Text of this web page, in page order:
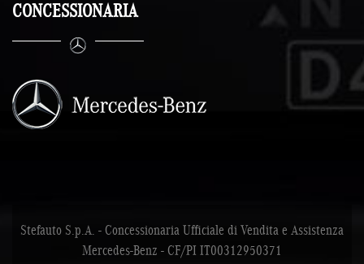
CONCESSIONARIA
Stefauto S.p.A. - Concessionaria Ufficiale di Vendita e Assistenza
Mercedes-Benz - CF/PI IT00312950371